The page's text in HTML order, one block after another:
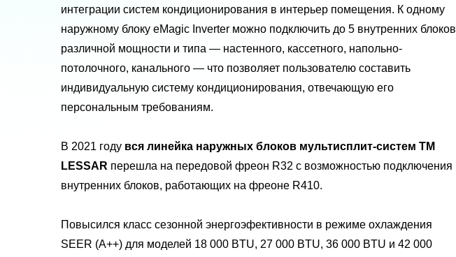
интеграции систем кондиционирования в интерьер помещения. К одному
наружному блоку eMagic Inverter можно подключить до 5 внутренних блоков
различной мощности и типа — настенного, кассетного, напольно-
потолочного, канального — что позволяет пользователю составить
индивидуальную систему кондиционирования, отвечающую его
персональным требованиям.
В 2021 году вся линейка наружных блоков мультисплит-систем TM
LESSAR перешла на передовой фреон R32 с возможностью подключения
внутренних блоков, работающих на фреоне R410.
Повысился класс сезонной энергоэфективности в режиме охлаждения
SEER (A++) для моделей 18 000 BTU, 27 000 BTU, 36 000 BTU и 42 000